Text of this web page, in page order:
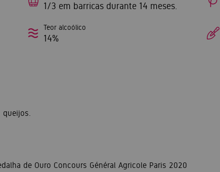
1/3 em barricas durante 14 meses.
Teor alcoólico
14%
queijos.
de Ouro Concours Général Agricole Paris 2020